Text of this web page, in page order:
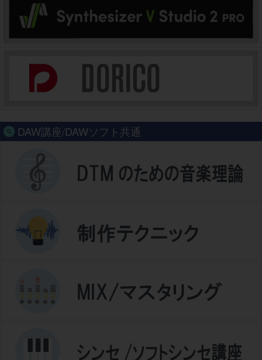
DAW講座/DAWソフト共通